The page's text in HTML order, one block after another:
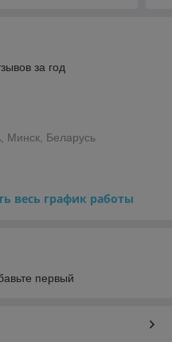
за год
Минск, Беларусь
весь график работы
первый